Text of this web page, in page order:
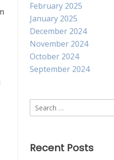
February 2025
January 2025
December 2024
November 2024
October 2024
September 2024
Search
for:
Recent Posts